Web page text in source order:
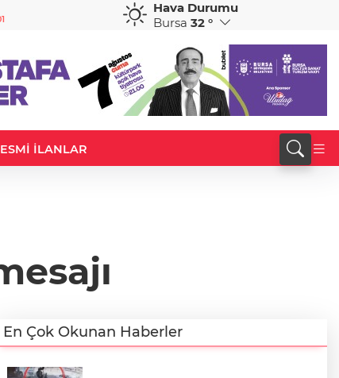
%0,08
CHF
58,6838
Hava Durumu
Bursa 32 °
İLANLAR
En Çok Okunan Haberler